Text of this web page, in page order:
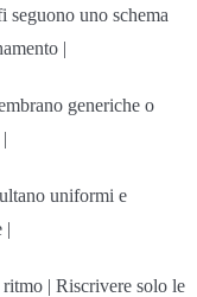
seguono uno schema
|
generiche o
uniformi e
|
| Riscrivere solo le